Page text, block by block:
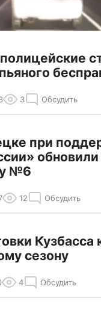
3 Обсудить
при
обновили
№6
12 Обсудить
Кузбасса
сезону
4 Обсудить